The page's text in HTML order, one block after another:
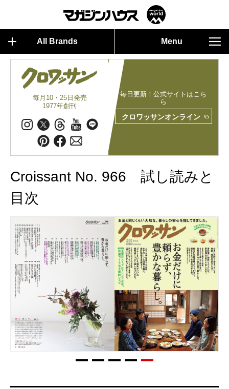
All Brands Menu
毎月10・25日発売
1977年創刊
毎日更新！公式サイトはこち
ら
クロワッサンオンライン
Croissant No. 966 試し読みと
目次